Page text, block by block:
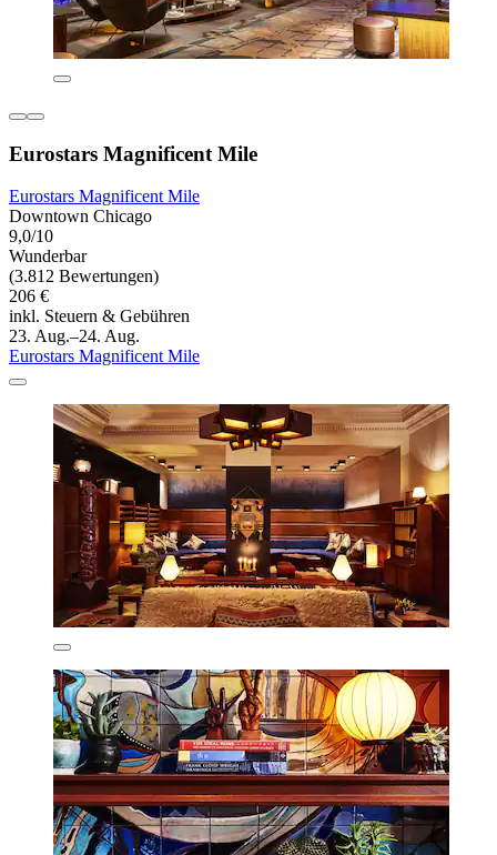
Eurostars Magnificent Mile
Eurostars Magnificent Mile
Downtown Chicago
9,0/10
Wunderbar
(3.812 Bewertungen)
206 €
inkl. Steuern & Gebühren
23. Aug.–24. Aug.
Eurostars Magnificent Mile